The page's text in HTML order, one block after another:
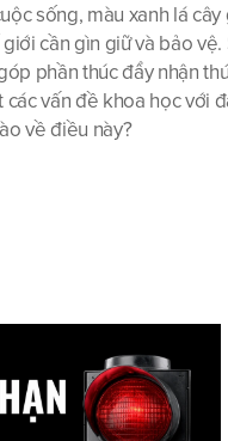
sống, màu xanh lá
cần gìn giữ và bảo
phần thúc đẩy nhận
vấn đề khoa học với
về điều này?